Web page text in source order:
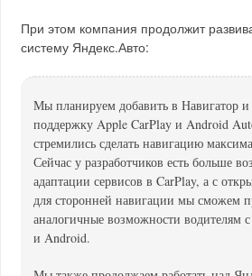
При этом компания продолжит
систему Яндекс.Авто:
Мы планируем добавить в Навигатор
поддержку Apple CarPlay и Android
стремились сделать навигацию
Сейчас у разработчиков есть больше
адаптации сервисов в CarPlay, а с
для сторонней навигации мы сможем
аналогичные возможности водителям
и Android.